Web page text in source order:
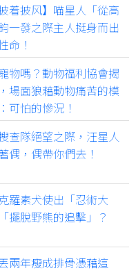
着披风】喵星人「從高
一發之際主人挺身而出
命！
物嗎？動物福利協會揭
場面狼藉動物痛苦的模
可怕的慘況！
查隊絕望之際，汪星人
偶，偶帶你們去！
羅素犬使出「忍術大
擺脫野熊的追擊」？
兩年瘦成排骨憑藉這